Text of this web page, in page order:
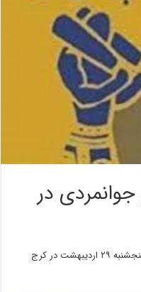
در
نخستین جشنواره ملی رسم جوانمردی روز پنجشنبه ٢٩ اردیبهشت در کرج